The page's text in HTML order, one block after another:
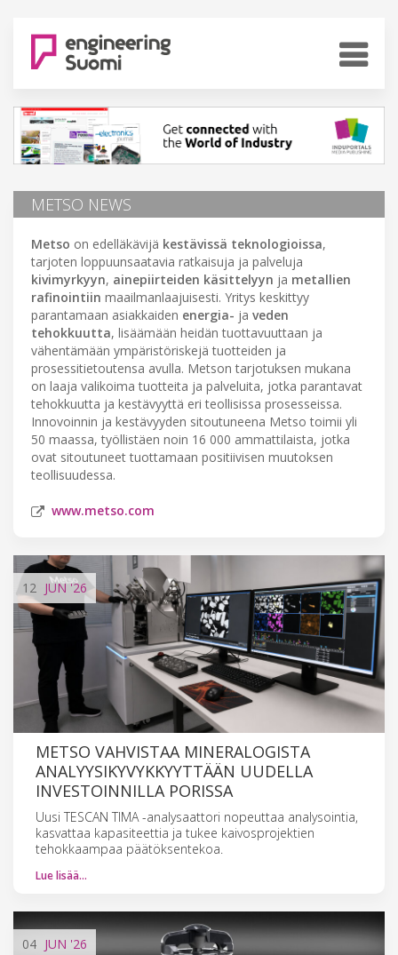
METSO NEWS
Metso on edelläkävijä kestävissä teknologioissa,
tarjoten loppuunsaatavia ratkaisuja ja palveluja
kivimyrkyyn, ainepiirteiden käsittelyyn ja metallien
rafinointiin maailmanlaajuisesti. Yritys keskittyy
parantamaan asiakkaiden energia- ja veden
tehokkuutta, lisäämään heidän tuottavuuttaan ja
vähentämään ympäristöriskejä tuotteiden ja
prosessitietoutensa avulla. Metson tarjotuksen mukana
on laaja valikoima tuotteita ja palveluita, jotka parantavat
tehokkuutta ja kestävyyttä eri teollisissa prosesseissa.
Innovoinnin ja kestävyyden sitoutuneena Metso toimii yli
50 maassa, työllistäen noin 16 000 ammattilaista, jotka
ovat sitoutuneet tuottamaan positiivisen muutoksen
teollisuudessa.
www.metso.com
12 JUN'26
METSO VAHVISTAA MINERALOGISTA
ANALYYSIKYVYKKYYTTÄÄN UUDELLA
INVESTOINNILLA PORISSA
Uusi TESCAN TIMA -analysaattori nopeuttaa analysointia,
kasvattaa kapasiteettia ja tukee kaivosprojektien
tehokkaampaa päätöksentekoa.
Lue lisää…
04 JUN '26